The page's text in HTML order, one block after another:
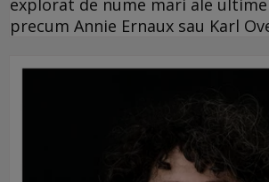
precum Annie Ernaux sau Karl